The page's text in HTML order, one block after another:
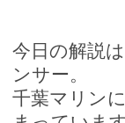
今日の解説
ンサー。
千葉マリン